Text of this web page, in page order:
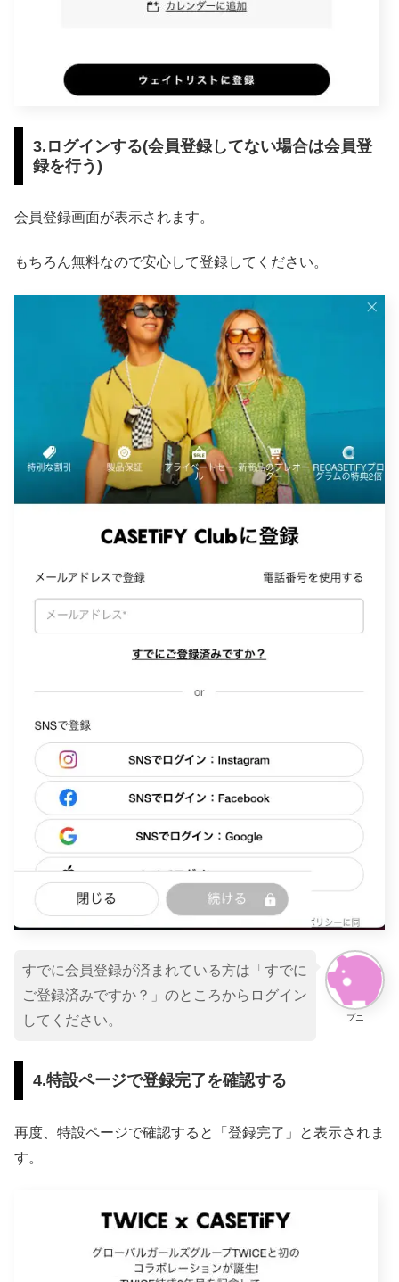
3.ログインする(会員登録してない場合は会員登
録を行う)
会員登録画面が表示されます。
もちろん無料なので安心して登録してください。
プニ
すでに会員登録が済まれている方は「すでに
ご登録済みですか？」のところからログイン
してください。
4.特設ページで登録完了を確認する
再度、特設ページで確認すると「登録完了」と表示されま
す。